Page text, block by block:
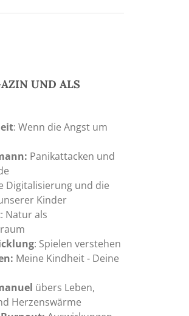
UND ALS
: Wenn die Angst um
Panikattacken und
Digitalisierung und die
Kinder
: Natur als
: Spielen verstehen
Meine Kindheit - Deine
übers Leben,
Herzenswärme